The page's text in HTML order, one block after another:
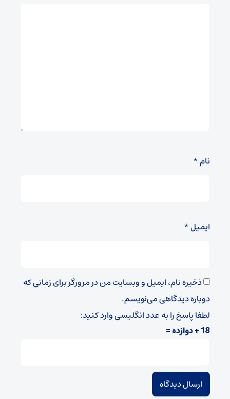
نام*
ایمیل*
ذخیره نام، ایمیل و وبسایت من در مرورگر برای زمانی که
دوباره دیدگاهی می‌نویسم.
لطفا پاسخ را به عدد انگلیسی وارد کنید:
18 + دوازده =